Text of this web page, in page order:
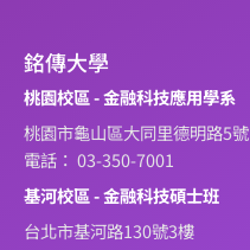
銘傳大學
桃園校區 - 金融科技應用學系
桃園市龜山區大同里德明路5號
電話： 03-350-7001
基河校區 - 金融科技碩士班
台北市基河路130號3樓